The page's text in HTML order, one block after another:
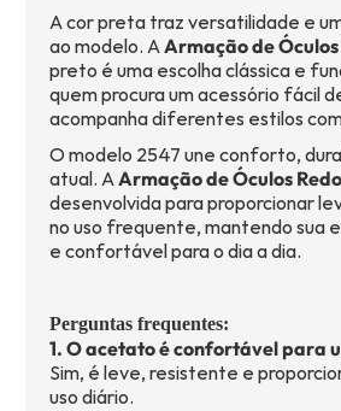
A cor preta traz versatilidade e
ao modelo. AArmação de
preto é uma escolha clássica e
quem procura um acessório fácil
acompanha diferentes estilos
O modelo 2547 une conforto,
atual. AArmação de Óculos
desenvolvida para proporcionar
no uso frequente, mantendo sua
e confortável para o dia a dia.
Perguntas frequentes:
1. O acetato é confortável para
Sim, é leve, resistente e
uso diário.